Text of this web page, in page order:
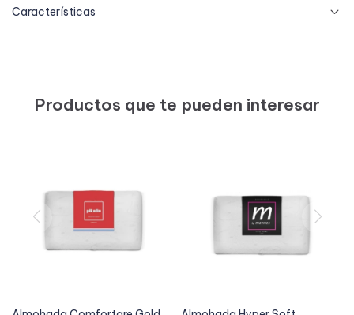
Características
Productos que te pueden interesar